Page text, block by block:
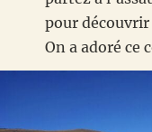
pour découvrir
On a adoré ce